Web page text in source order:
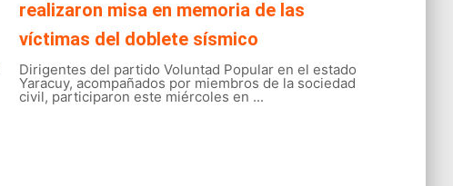
realizaron misa en memoria de las
víctimas del doblete sísmico
Dirigentes del partido Voluntad Popular en el estado
Yaracuy, acompañados por miembros de la sociedad
civil, participaron este miércoles en ...